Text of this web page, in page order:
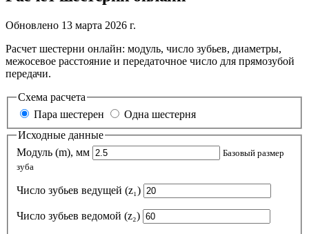
Обновлено 13 марта 2026 г.
Расчет шестерни онлайн: модуль, число зубьев, диаметры,
межосевое расстояние и передаточное число для прямозубой
передачи.
Схема расчета
Пара шестерен
Одна шестерня
Исходные данные
Модуль (m), мм
Базовый размер
зуба
Число зубьев ведущей (z₁)
Число зубьев ведомой (z₂)